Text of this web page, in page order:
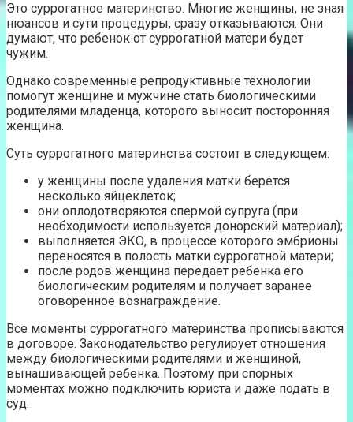
Это суррогатное материнство. Многие женщины, не зная
нюансов и сути процедуры, сразу отказываются. Они
думают, что ребенок от суррогатной матери будет
чужим.
Однако современные репродуктивные технологии
помогут женщине и мужчине стать биологическими
родителями младенца, которого выносит посторонняя
женщина.
Суть суррогатного материнства состоит в следующем:
у женщины после удаления матки берется
несколько яйцеклеток;
они оплодотворяются спермой супруга (при
необходимости используется донорский материал);
выполняется ЭКО, в процессе которого эмбрионы
переносятся в полость матки суррогатной матери;
после родов женщина передает ребенка его
биологическим родителям и получает заранее
оговоренное вознаграждение.
Все моменты суррогатного материнства прописываются
в договоре. Законодательство регулирует отношения
между биологическими родителями и женщиной,
вынашивающей ребенка. Поэтому при спорных
моментах можно подключить юриста и даже подать в
суд.